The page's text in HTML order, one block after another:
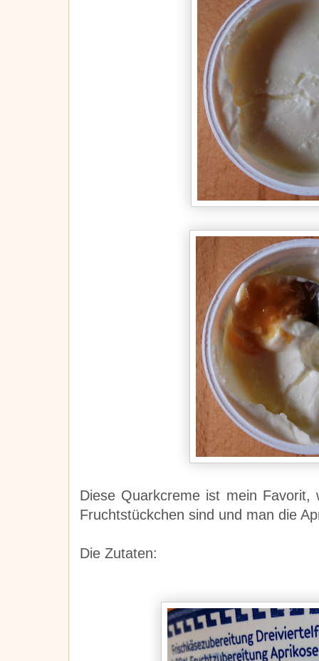
Diese Quarkcreme ist mein
Fruchtstückchen sind und man die
Die Zutaten: